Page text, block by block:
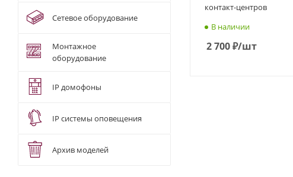
контакт-центров
В наличии
2 700₽/шт
Сетевое оборудование
Монтажное
оборудование
IP домофоны
IP системы оповещения
Архив моделей